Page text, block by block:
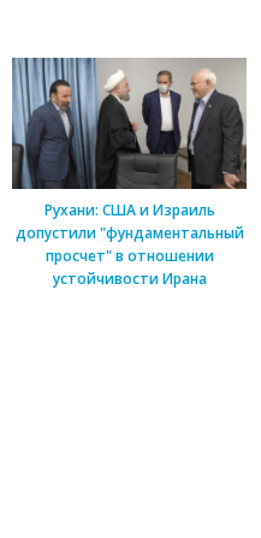
Рухани: США и Израиль
допустили "фундаментальный
просчет" в отношении
устойчивости Ирана